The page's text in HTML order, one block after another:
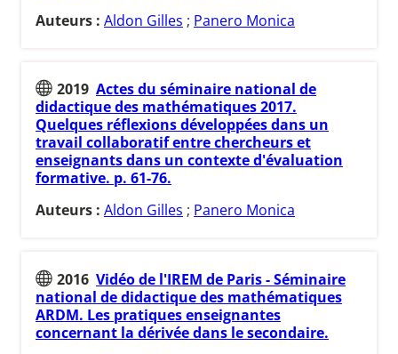
Auteurs : Aldon Gilles ; Panero Monica
2019 Actes du séminaire national de
didactique des mathématiques 2017.
Quelques réflexions développées dans un
travail collaboratif entre chercheurs et
enseignants dans un contexte d'évaluation
formative. p. 61-76.
Auteurs : Aldon Gilles ; Panero Monica
2016 Vidéo de l'IREM de Paris - Séminaire
national de didactique des mathématiques
ARDM. Les pratiques enseignantes
concernant la dérivée dans le secondaire.